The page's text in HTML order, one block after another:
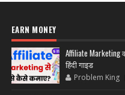
EARN MONEY
Affiliate
हिंदी गाइड
Problem King